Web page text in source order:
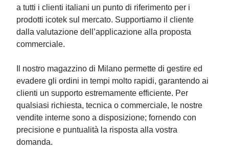
a tutti i clienti italiani un punto di riferimento per i
prodotti icotek sul mercato. Supportiamo il cliente
dalla valutazione dell’applicazione alla proposta
commerciale.
Il nostro magazzino di Milano permette di gestire ed
evadere gli ordini in tempi molto rapidi, garantendo ai
clienti un supporto estremamente efficiente. Per
qualsiasi richiesta, tecnica o commerciale, le nostre
vendite interne sono a disposizione; fornendo con
precisione e puntualità la risposta alla vostra
domanda.